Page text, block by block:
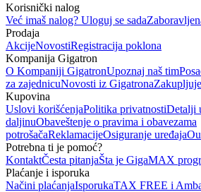
Korisnički nalog
Već imaš nalog? Uloguj se sada
Prodaja
AkcijeNovostiRegistracija poklona
Kompanija Gigatron
O Kompaniji GigatronUpoznaj naš tim
za zajednicuNovosti iz Gigatrona
Kupovina
Uslovi korišćenjaPolitika privatnostiDetalji
daljinuObaveštenje o pravima i obavezama
potrošačaReklamacijeOsiguranje uređaja
Potrebna ti je pomoć?
KontaktČesta pitanjaŠta je GigaMAX
Plaćanje i isporuka
Načini plaćanjaIsporukaTAX FREE i